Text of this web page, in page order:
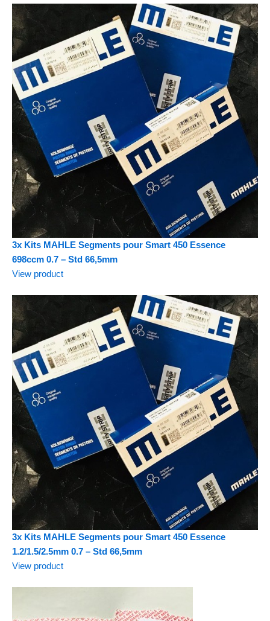
3x Kits MAHLE Segments pour Smart 450 Essence
698ccm 0.7 – Std 66,5mm
View product
3x Kits MAHLE Segments pour Smart 450 Essence
1.2/1.5/2.5mm 0.7 – Std 66,5mm
View product